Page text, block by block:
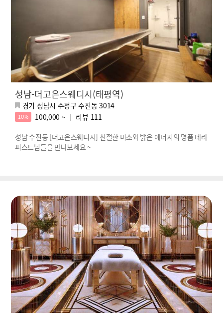
성남-더고은스웨디시(태평역)
경기 성남시 수정구 수진동 3014
10% 100,000 ~ 리뷰 111
성남 수진동 [더고은스웨디시] 친절한 미소와 밝은 에너지의 명품 테라
피스트님들을 만나보세요 ~